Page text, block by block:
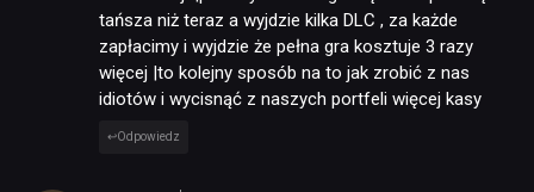
tańsza niż teraz a wyjdzie kilka DLC , za każde
zapłacimy i wyjdzie że pełna gra kosztuje 3 razy
więcej |to kolejny sposób na to jak zrobić z nas
idiotów i wycisnąć z naszych portfeli więcej kasy
Odpowiedz